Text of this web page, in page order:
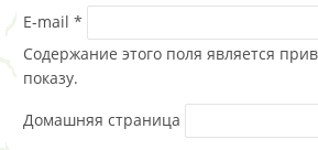
E-mail *
Содержание этого поля является
показу.
Домашняя страница